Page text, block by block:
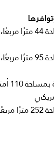
شقق
شقق 1+4